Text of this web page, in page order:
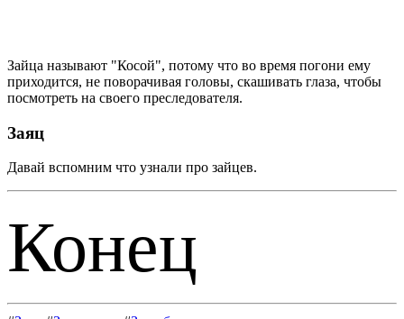
Зайца называют "Косой", потому что во время погони ему
приходится, не поворачивая головы, скашивать глаза, чтобы
посмотреть на своего преследователя.
Заяц
Давай вспомним что узнали про зайцев.
Конец